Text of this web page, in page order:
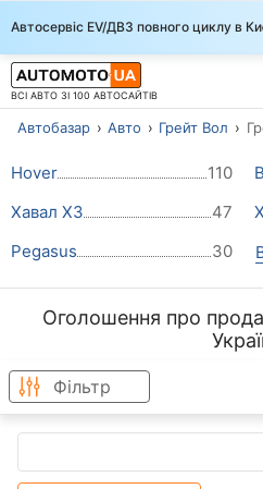
Автосервіс EV/ДВЗ повного циклу в
ВСІ АВТО ЗІ 100 АВТОСАЙТІВ
Автобазар Авто Грейт Вол
Hover 110
Хавал Х3
47
Pegasus
30
Оголошення про
Фільтр